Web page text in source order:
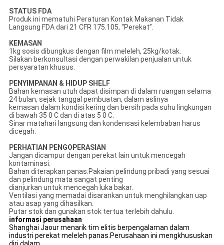
STATUS FDA
Produk ini mematuhi Peraturan Kontak Makanan Tidak
Langsung FDA dari 21 CFR 175.105, “Perekat”.
KEMASAN
1kg sosis dibungkus dengan film meleleh, 25kg/kotak.
Silakan berkonsultasi dengan perwakilan penjualan untuk
persyaratan khusus.
PENYIMPANAN & HIDUP SHELF
Bahan kemasan utuh dapat disimpan di dalam ruangan selama
24 bulan, sejak tanggal pembuatan, dalam aslinya
kemasan dalam kondisi kering dan bersih pada suhu lingkungan
di bawah 35 0 C dan di atas 5 0 C.
Sinar matahari langsung dan kondensasi kelembaban harus
dicegah.
PERHATIAN PENGOPERASIAN
Jangan dicampur dengan perekat lain untuk mencegah
kontaminasi.
Bahan diterapkan panas.Pakaian pelindung pribadi yang sesuai
dan pelindung mata sangat penting
dianjurkan untuk mencegah luka bakar.
Ventilasi yang memadai disarankan untuk menghilangkan uap
atau asap yang dihasilkan.
Putar stok dan gunakan stok tertua terlebih dahulu.
informasi perusahaan
Shanghai Jaour menarik tim elitis berpengalaman dalam
industri perekat meleleh panas.Perusahaan ini mengkhususkan